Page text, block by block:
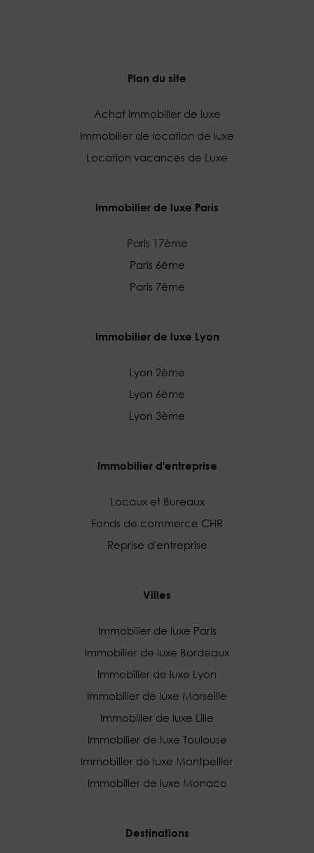
Plan du site
Achat Immobilier de luxe
Immobilier de location de luxe
Location vacances de Luxe
Immobilier de luxe Paris
Paris 17ème
Paris 6ème
Paris 7ème
Immobilier de luxe Lyon
Lyon 2ème
Lyon 6ème
Lyon 3ème
Immobilier d'entreprise
Locaux et Bureaux
Fonds de commerce CHR
Reprise d'entreprise
Villes
Immobilier de luxe Paris
Immobilier de luxe Bordeaux
Immobilier de luxe Lyon
Immobilier de luxe Marseille
Immobilier de luxe Lille
Immobilier de luxe Toulouse
Immobilier de luxe Montpellier
Immobilier de luxe Monaco
Destinations